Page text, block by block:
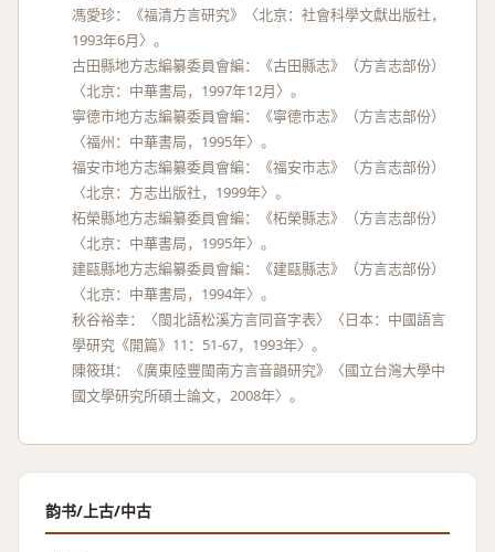
馮愛珍：《福清方言研究》〈北京：社會科學文獻出版社，
1993年6月〉。
古田縣地方志編纂委員會編：《古田縣志》（方言志部份）
〈北京：中華書局，1997年12月〉。
寧德市地方志編纂委員會編：《寧德市志》（方言志部份）
〈福州：中華書局，1995年〉。
福安市地方志編纂委員會編：《福安市志》（方言志部份）
〈北京：方志出版社，1999年〉。
柘榮縣地方志編纂委員會編：《柘榮縣志》（方言志部份）
〈北京：中華書局，1995年〉。
建甌縣地方志編纂委員會編：《建甌縣志》（方言志部份）
〈北京：中華書局，1994年〉。
秋谷裕幸：〈閩北語松溪方言同音字表〉〈日本：中國語言
學研究《開篇》11：51-67，1993年〉。
陳筱琪：《廣東陸豐閩南方言音韻研究》〈國立台灣大學中
國文學研究所碩士論文，2008年〉。
韵书/上古/中古